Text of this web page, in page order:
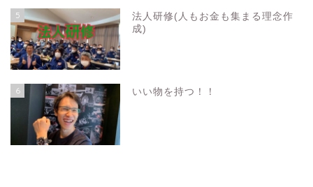
5
法人研修(人もお金も集まる理念作
成)
6 いい物を持つ！！